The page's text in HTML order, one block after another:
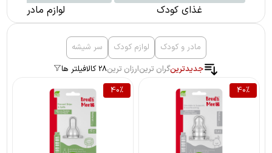
غذای کودک لوازم مادر
مادر و کودک لوازم کودک
سر شیشه
جدیدترینگران ترینارزان ترین28 کالا
فیلتر ها
40%
40%